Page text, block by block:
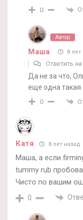
0
Автор
Маша 8 лет
Ответить на
Да не за что,
еще одна такая
0
Катя 8 лет назад
Маша, а если
tummy rub
Чисто по вашим
0